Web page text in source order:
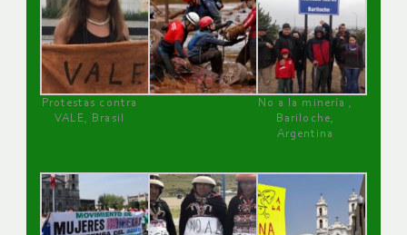
Protestas contra
VALE, Brasil
No a la minería ,
Bariloche,
Argentina